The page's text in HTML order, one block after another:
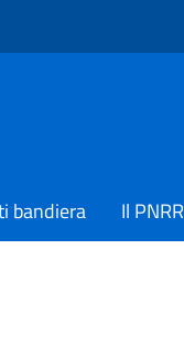
bandiera Il